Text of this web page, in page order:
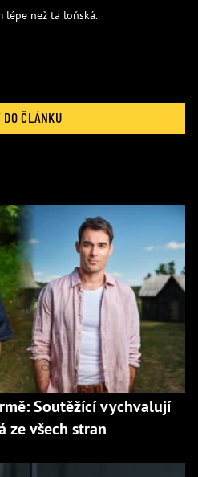
lépe než ta loňská.
DO ČLÁNKU
Soutěžící vychvalují
ze všech stran